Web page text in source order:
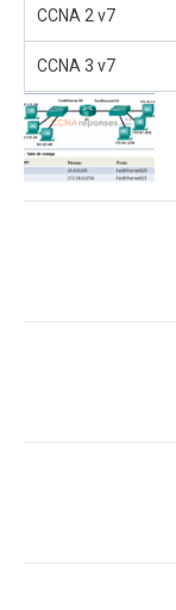
CCNA 2 v7
CCNA 3 v7